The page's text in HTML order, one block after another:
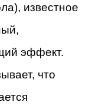
известное
эффект.
что